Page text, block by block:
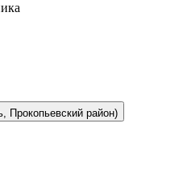
Прокопьевский район)